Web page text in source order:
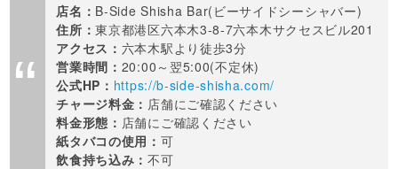
店名： B-Side Shisha Bar(ビーサイドシーシャバー)
住所：東京都港区六本木3-8-7六本木サクセスビル201
アクセス： 六本木駅より徒歩3分
営業時間： 20:00～翌5:00(不定休)
公式HP： https://b-side-shisha.com/
チャージ料金： 店舗にご確認ください
料金形態： 店舗にご確認ください
紙タバコの使用： 可
飲食持ち込み：不可